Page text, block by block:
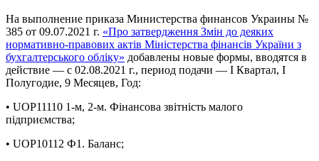
На выполнение приказа Министерства финансов Украины №
385 от 09.07.2021 г. «Про затвердження Змін до деяких
нормативно-правових актів Міністерства фінансів України з
бухгалтерського обліку» добавлены новые формы, вводятся в
действие — с 02.08.2021 г., период подачи — І Квартал, І
Полугодие, 9 Месяцев, Год:
• UOP11110 1-м, 2-м. Фінансова звітність малого
підприємства;
• UOP10112 Ф1. Баланс;